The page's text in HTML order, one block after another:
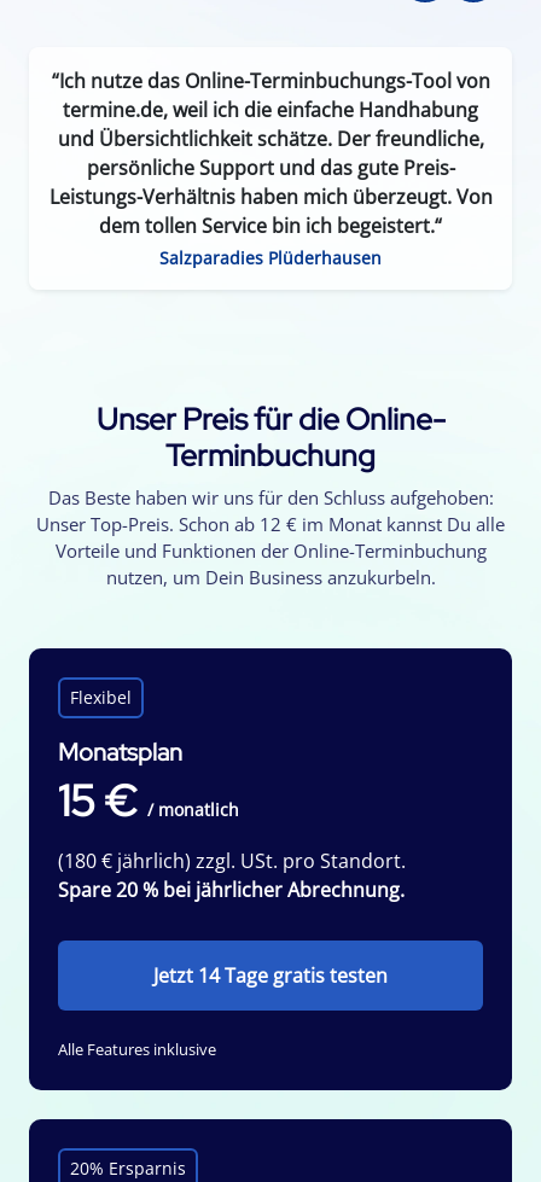
“Ich nutze das Online-Terminbuchungs-Tool von
termine.de, weil ich die einfache Handhabung
und Übersichtlichkeit schätze. Der freundliche,
persönliche Support und das gute Preis-
Leistungs-Verhältnis haben mich überzeugt. Von
dem tollen Service bin ich begeistert.“
Salzparadies Plüderhausen
Unser Preis für die Online-
Terminbuchung
Das Beste haben wir uns für den Schluss aufgehoben:
Unser Top-Preis. Schon ab 12 € im Monat kannst Du alle
Vorteile und Funktionen der Online-Terminbuchung
nutzen, um Dein Business anzukurbeln.
Flexibel
Monatsplan
15 € / monatlich
(180 € jährlich) zzgl. USt. pro Standort.
Spare 20 % bei jährlicher Abrechnung.
Jetzt 14 Tage gratis testen
Alle Features inklusive
20% Ersparnis